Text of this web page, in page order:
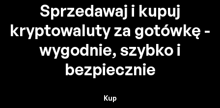
Sprzedawaj i kupuj
kryptowaluty za gotówkę -
wygodnie, szybko i
bezpiecznie
Kup